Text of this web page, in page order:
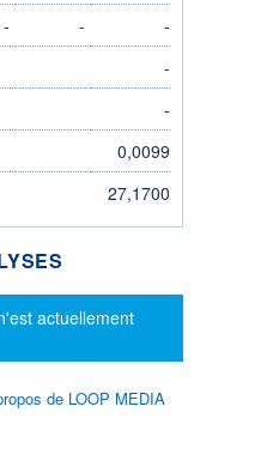
- -
-
-
-
0,0099
27,1700
actuellement
de LOOP MEDIA